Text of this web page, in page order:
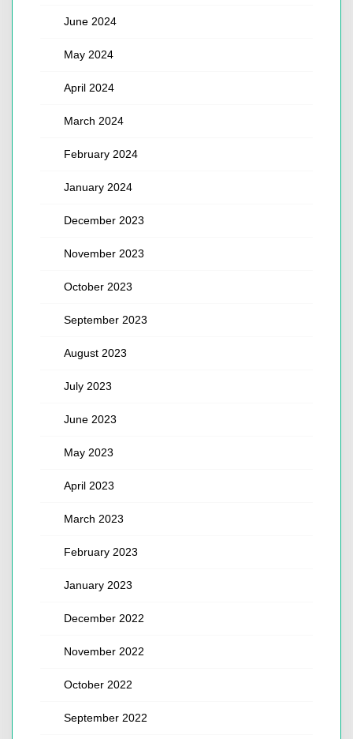
June 2024
May 2024
April 2024
March 2024
February 2024
January 2024
December 2023
November 2023
October 2023
September 2023
August 2023
July 2023
June 2023
May 2023
April 2023
March 2023
February 2023
January 2023
December 2022
November 2022
October 2022
September 2022